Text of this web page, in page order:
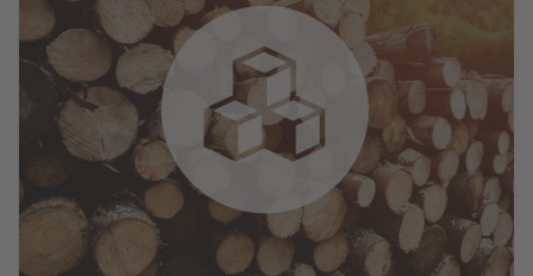
Kaftsoorten
Mogelijkheden
Reliëfopdruk
Extra's
Art Collection
Premium poster
Fotosets
Fotostickers
Fotobox
Lijsten
Alle extra's
Art prints
Met reliëfopdruk